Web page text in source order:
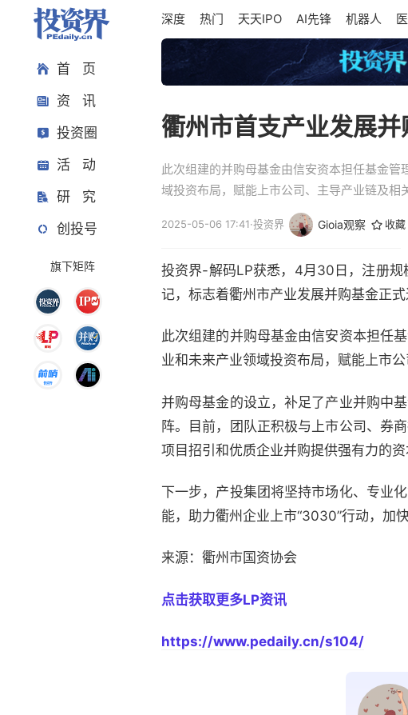
首 页
资 讯
投资圈
活 动
研 究
创投号
旗下矩阵
深度 热门 天天IPO AI先锋 机器人
衢州市首支产业发展
此次组建的并购母基金由信安资本担任基金
域投资布局，赋能上市公司、主导产业链及相
2025-05-06 17:41·投资界 Gioia观察 收藏
投资界-解码LP获悉，4月30日，注册
记，标志着衢州市产业发展并购基金正式
此次组建的并购母基金由信安资本担任
业和未来产业领域投资布局，赋能上市
并购母基金的设立，补足了产业并购中
阵。目前，团队正积极与上市公司、券
项目招引和优质企业并购提供强有力的资
下一步，产投集团将坚持市场化、专业
能，助力衢州企业上市“3030”行动，加
来源：衢州市国资协会
点击获取更多LP资讯
https://www.pedaily.cn/s104/